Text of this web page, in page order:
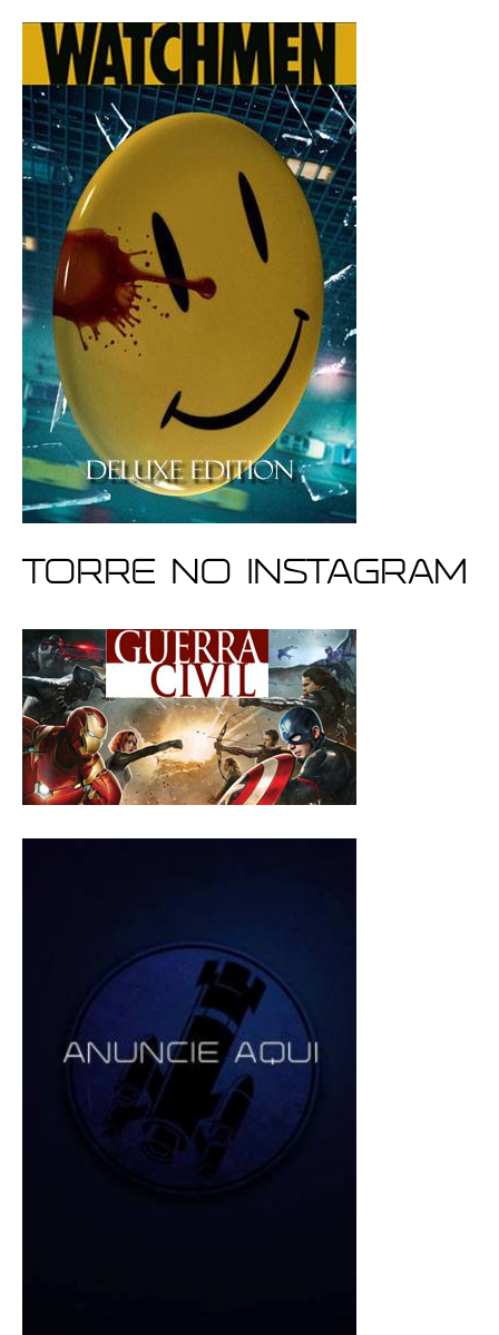
Torre no Instagram